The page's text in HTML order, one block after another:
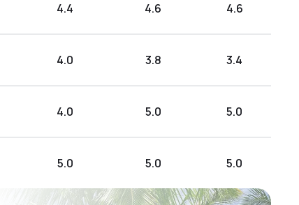
4.4 4.6 4.6
4.0 3.8 3.4
4.0 5.0 5.0
5.0 5.0 5.0